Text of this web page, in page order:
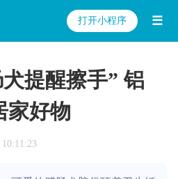
打开小程序 ☰
提醒擦手” 铝
家好物